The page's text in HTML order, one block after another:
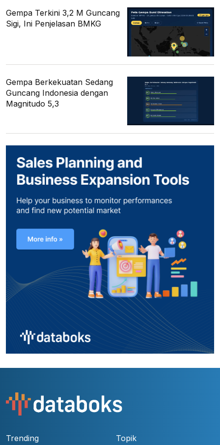
Gempa Terkini 3,2 M Guncang
Sigi, Ini Penjelasan BMKG
Gempa Berkekuatan Sedang
Guncang Indonesia dengan
Magnitudo 5,3
Trending Topik